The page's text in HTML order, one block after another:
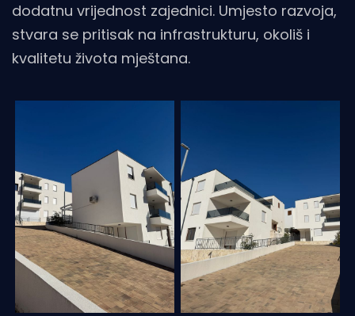
dodatnu vrijednost zajednici. Umjesto razvoja,
stvara se pritisak na infrastrukturu, okoliš i
kvalitetu života mještana.